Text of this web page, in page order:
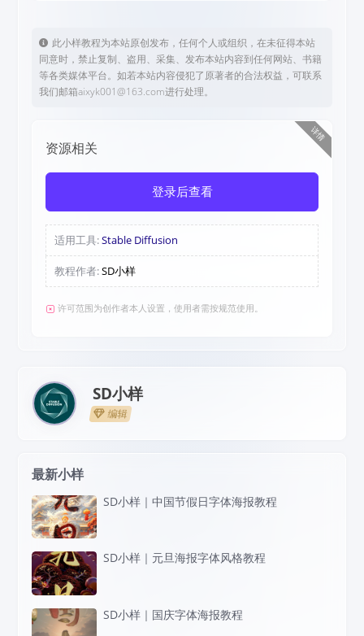
此小样教程为本站原创发布，任何个人或组织，在未征得本站
同意时，禁止复制、盗用、采集、发布本站内容到任何网站、书籍
等各类媒体平台。如若本站内容侵犯了原著者的合法权益，可联系
我们邮箱aixyk001@163.com进行处理。
详情
资源相关
登录后查看
适用工具:Stable Diffusion
教程作者:SD小样
许可范围为创作者本人设置，使用者需按规范使用。
SD小样
编辑
最新小样
SD小样｜中国节假日字体海报教程
SD小样｜元旦海报字体风格教程
SD小样｜国庆字体海报教程